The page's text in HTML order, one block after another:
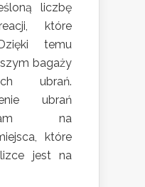
liczbę
które
temu
bagaży
ubrań.
ubrań
na
które
jest na